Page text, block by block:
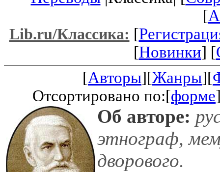
[
Lib.ru/Классика: [
[Новинки] [
[Авторы][Жанры][
Отсортировано по:[форме
Об авторе:
этнограф,
дворового.